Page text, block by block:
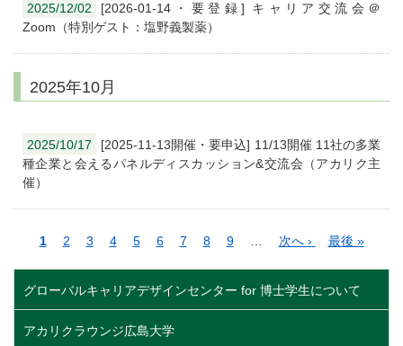
2025/12/02
[2026-01-14・要登録] キャリア交流会＠
Zoom（特別ゲスト：塩野義製薬）
2025年10月
2025/10/17
[2025-11-13開催・要申込] 11/13開催 11社の多業
種企業と会えるパネルディスカッション&交流会（アカリク主
催）
送
カ
ト
ー
1
ペ
2
ペ
3
ペ
4
ペ
5
ペ
6
ペ
7
ペ
8
ペ
9
次
ジ
次へ ›
最
ー
最後 »
グローバルキャリアデザインセンター for 博士学生について
アカリクラウンジ広島大学